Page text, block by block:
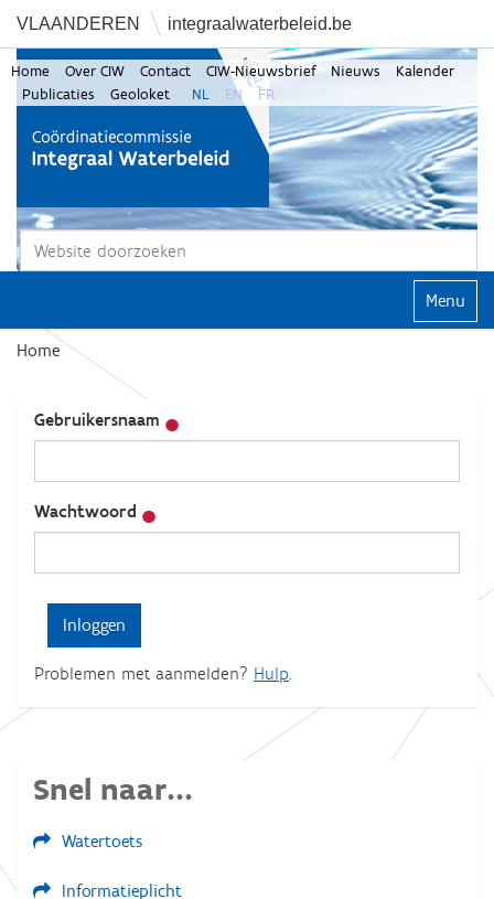
VLAANDEREN integraalwaterbeleid.be
Zoek
Home Over CIW Contact CIW-Nieuwsbrief Nieuws
Kalender
Publicaties
Geoloket NL EN FR
Klap
Home
Gebruikersnaam
Wachtwoord
Problemen met aanmelden? Hulp
Snel naar...
Watertoets
Informatieplicht